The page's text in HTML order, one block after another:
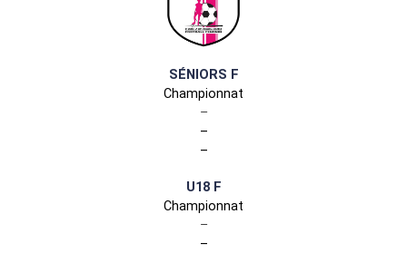
SÉNIORS F
Championnat
–
–
–
U18 F
Championnat
–
–